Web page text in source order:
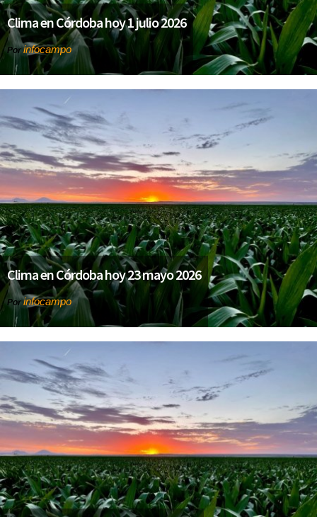
Clima en Córdoba hoy 1 julio 2026
Por infocampo
Clima en Córdoba hoy 23 mayo 2026
Por infocampo